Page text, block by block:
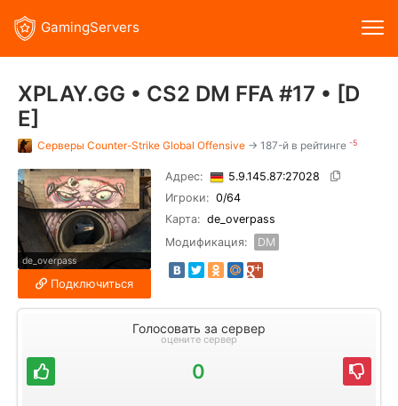
GamingServers
XPLAY.GG • CS2 DM FFA #17 • [D
E]
Серверы Counter-Strike Global Offensive → 187-й в рейтинге -5
de_overpass
Подключиться
Адрес:
5.9.145.87:27028
Игроки: 0/64
Карта: de_overpass
Модификация:
DM
Голосовать за сервер
оцените сервер
0